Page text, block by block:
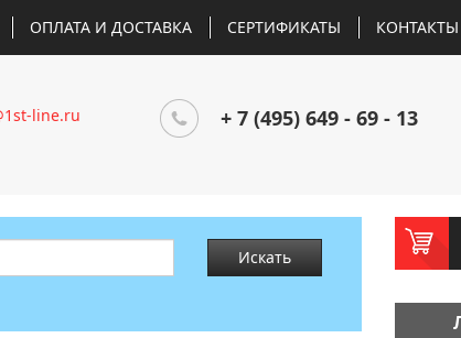
ОПЛАТА И ДОСТАВКА СЕРТИФИКАТЫ КОНТАКТЫ
line.ru + 7 (495) 649 - 69 - 13
Искать